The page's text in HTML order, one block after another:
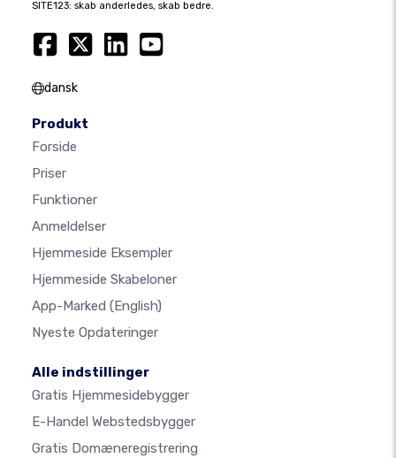
SITE123: skab anderledes, skab bedre.
dansk
Produkt
Forside
Priser
Funktioner
Anmeldelser
Hjemmeside Eksempler
Hjemmeside Skabeloner
App-Marked (English)
Nyeste Opdateringer
Alle indstillinger
Gratis Hjemmesidebygger
E-Handel Webstedsbygger
Gratis Domæneregistrering